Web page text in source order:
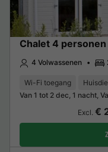
Chalet 4
4 Volwassenen
Wi-Fi toegang
Van 1 tot 2 dec, 1 nacht,
Excl. €